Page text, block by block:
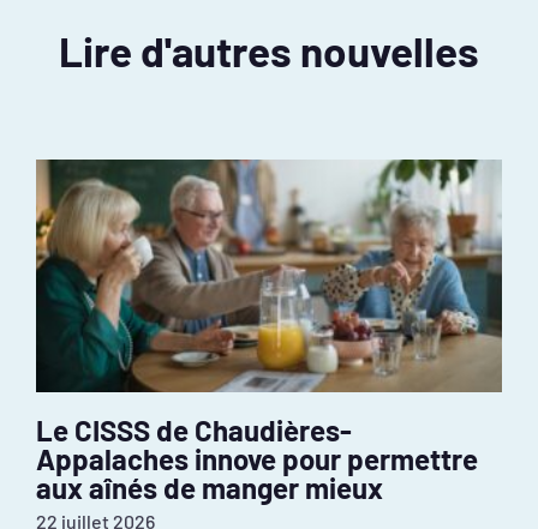
Lire d'autres nouvelles
Le CISSS de Chaudières-
Appalaches innove pour permettre
aux aînés de manger mieux
22 juillet 2026